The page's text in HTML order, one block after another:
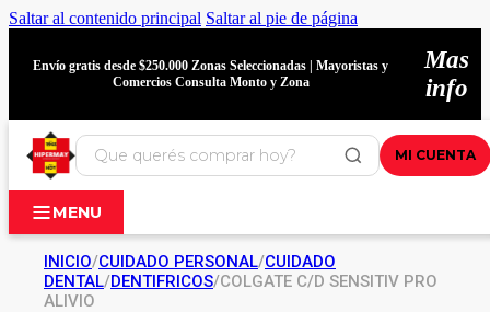
Saltar al contenido principal Saltar al pie de página
Envío gratis desde $250.000 Zonas Seleccionadas | Mayoristas y
Comercios Consulta Monto y Zona
Mas
info
MI CUENTA
MENU
INICIO/CUIDADO PERSONAL/CUIDADO
DENTAL/DENTIFRICOS/COLGATE C/D SENSITIV PRO
ALIVIO